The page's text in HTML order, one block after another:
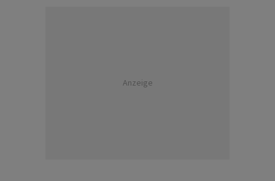
Anzeige